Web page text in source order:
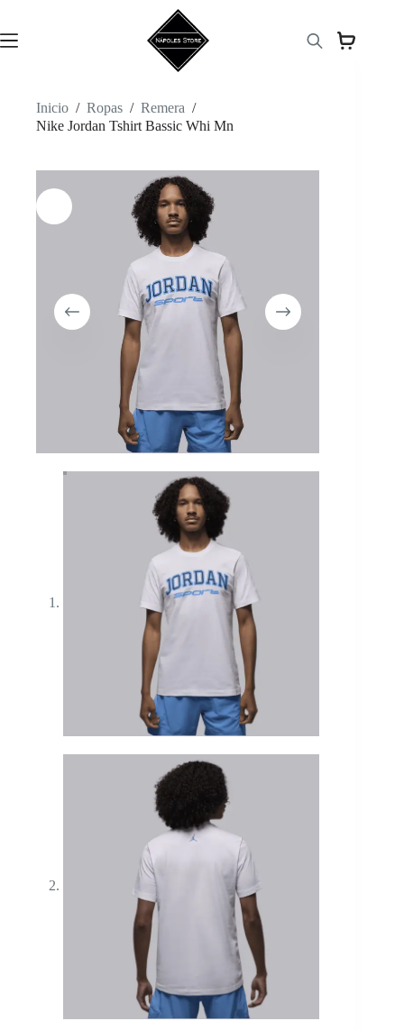
contenido
Inicio / Ropas / Remera /
Nike Jordan Tshirt Bassic Whi Mn